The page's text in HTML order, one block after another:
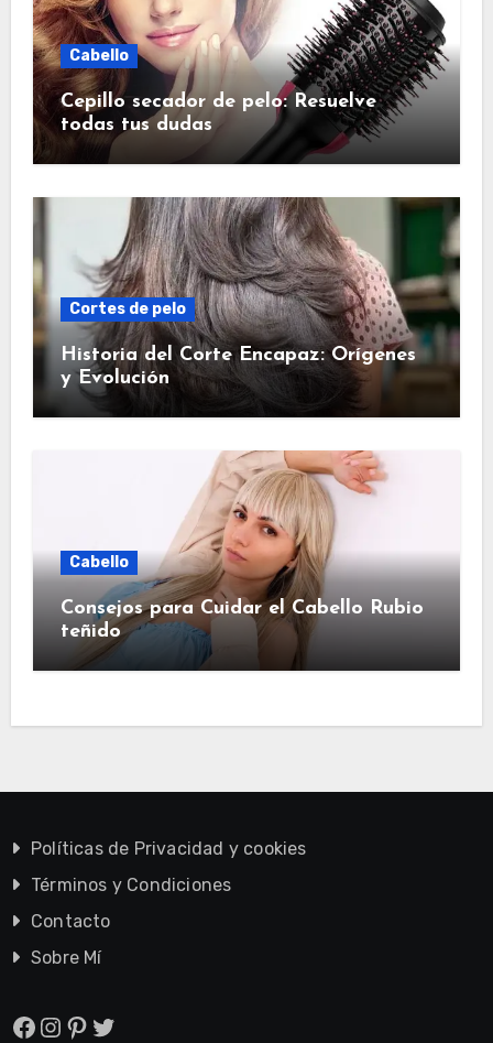
Cabello
Cepillo secador de pelo: Resuelve
todas tus dudas
Cortes de pelo
Historia del Corte Encapaz: Orígenes
y Evolución
Cabello
Consejos para Cuidar el Cabello Rubio
teñido
Políticas de Privacidad y cookies
Términos y Condiciones
Contacto
Sobre Mí
Facebook
Instagram
Pinterest
Twitter